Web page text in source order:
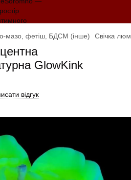
мазо, фетіш, БДСМ (інше) Cвiчка
GlowKink
відгук